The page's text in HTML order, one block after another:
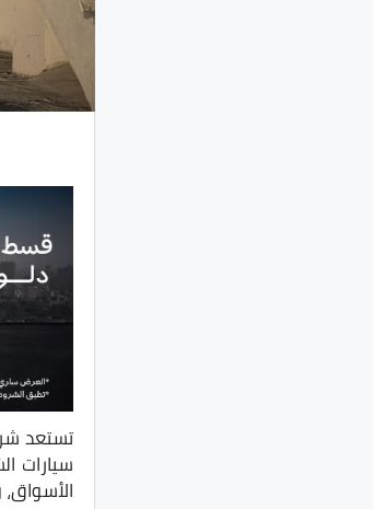
تستعد
سيارات